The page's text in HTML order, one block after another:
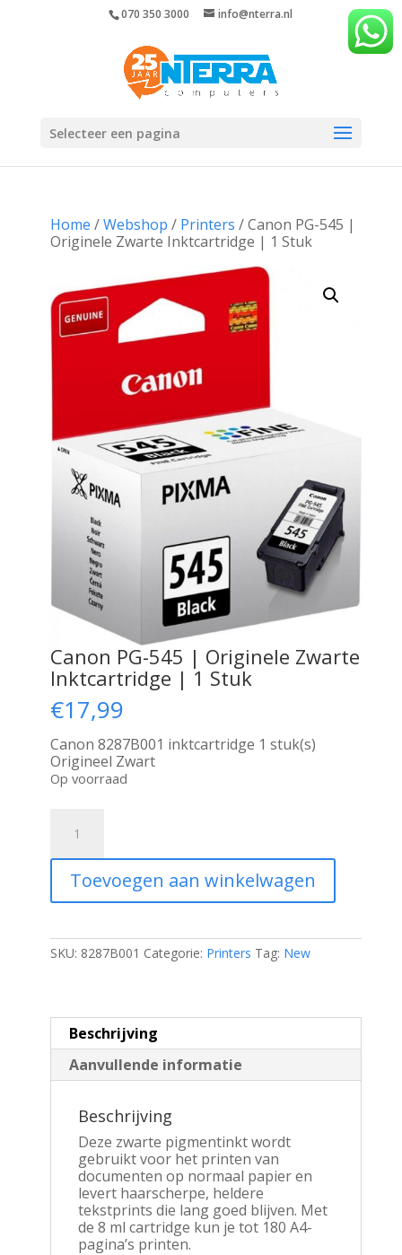
070 350 3000 info@nterra.nl
Selecteer een pagina
Home /Webshop / Printers / Canon PG-545 |
Originele Zwarte Inktcartridge | 1 Stuk
Canon PG-545 | Originele Zwarte
Inktcartridge | 1 Stuk
€17,99
Canon 8287B001 inktcartridge 1 stuk(s)
Origineel Zwart
Op voorraad
|
Originele
Zwarte
|
1
Toevoegen aan winkelwagen
SKU: 8287B001 Categorie: Printers Tag: New
Beschrijving
Aanvullende informatie
Beschrijving
Deze zwarte pigmentinkt wordt
gebruikt voor het printen van
documenten op normaal papier en
levert haarscherpe, heldere
tekstprints die lang goed blijven. Met
de 8 ml cartridge kun je tot 180 A4-
pagina’s printen.